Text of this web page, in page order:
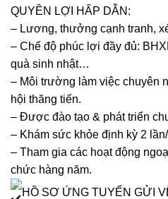
QUYỀN LỢI HẤP DẪN:
– Lương, thưởng cạnh tranh,
– Chế độ phúc lợi đầy đủ:
quà sinh nhật…
– Môi trường làm việc chuyên
hội thăng tiến.
– Được đào tạo & phát triển
– Khám sức khỏe định kỳ 2
– Tham gia các hoạt động
chức hàng năm.
HỒ SƠ ỨNG TUYỂN GỬI